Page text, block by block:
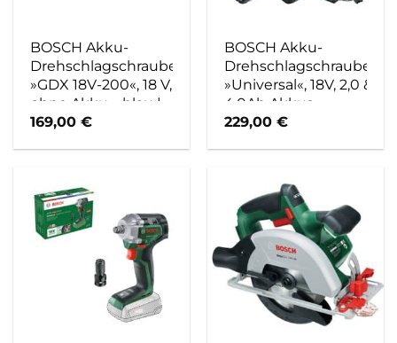
BOSCH Akku-
Drehschlagschrauber
»GDX 18V-200«, 18 V,
ohne Akku – blau |
schwarz
169,00€
BOSCH Akku-
Drehschlagschrauber
»Universal«, 18V, 2,0 &
4,0Ah Akkus,
Ladegerät – gruen
229,00€